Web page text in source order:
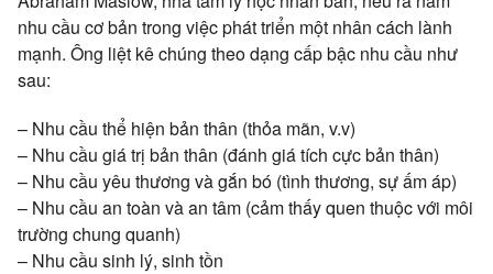
nhu cầu cơ bản trong việc phát triển một nhân cách lành
mạnh. Ông liệt kê chúng theo dạng cấp bậc nhu cầu như
sau:
– Nhu cầu thể hiện bản thân (thỏa mãn, v.v)
– Nhu cầu giá trị bản thân (đánh giá tích cực bản thân)
– Nhu cầu yêu thương và gắn bó (tình thương, sự ấm áp)
– Nhu cầu an toàn và an tâm (cảm thấy quen thuộc với môi
trường chung quanh)
– Nhu cầu sinh lý, sinh tồn